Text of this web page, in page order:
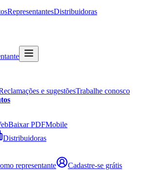
RepresentantesDistribuidoras
e sugestõesTrabalhe conosco
Baixar PDFMobile
Distribuidoras
representante Cadastre-se grátis